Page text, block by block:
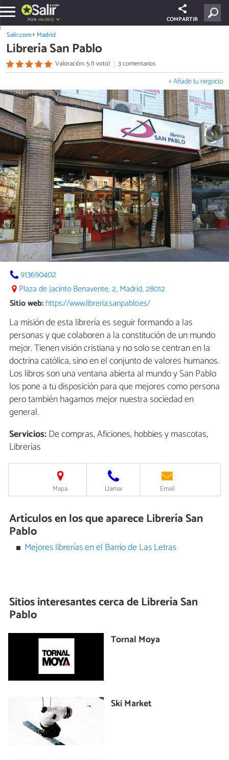
POR: MADRID COMPARTIR
Salir.com Madrid
Librería San Pablo
Valoración: 5 (1 voto) 3 comentarios
+ Añade tu negocio
913690402
Plaza de Jacinto Benavente, 2, Madrid, 28012
Sitio web:https://www.libreria.sanpablo.es/
La misión de esta librería es seguir formando a las
personas y que colaboren a la constitución de un mundo
mejor. Tienen visión cristiana y no solo se centran en la
doctrina católica, sino en el conjunto de valores humanos.
Los libros son una ventana abierta al mundo y San Pablo
los pone a tu disposición para que mejores como persona
pero también hagamos mejor nuestra sociedad en
general.
Servicios:De compras, Aficiones, hobbies y mascotas,
Librerías
Mapa Llamar Email
Artículos en los que aparece Librería San
Pablo
Mejores librerías en el Barrio de Las Letras
Sitios interesantes cerca deLibrería San
Pablo
Tornal Moya
Ski Market